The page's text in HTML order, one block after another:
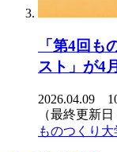
「第4回も
スト」が4
2026.04.09
（最終更新日
ものつくり大